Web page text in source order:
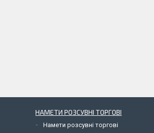
НАМЕТИ РОЗСУВНІ ТОРГОВІ
Намети розсувні торгові